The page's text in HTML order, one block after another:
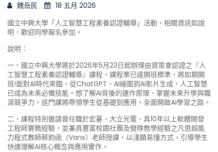
魏岳民
18 五月 2026
國立中興大學「人工智慧工程素養認證輔導」活動，相關資訊如說
明，歡迎同學報名參加。
說明：
一、國立中興大學將於2026年5月23日起辦理由資策會認證之『人
工智慧工程素養認證輔導』課程，課程業已達開班標準，將如期開
班!面對AI時代來臨，從ChatGPT、AI繪圖到AI影片生成，人工智慧
已成為未來必備技能。想了解AI背後的運作原理、掌握未來升學與職
涯競爭力，這門課將帶領學生從基礎到應用，全面開啟AI學習之路。
二、課程特別邀請曾任職於宏碁、大立光電，具10年以上軟體開發
工程師實務經驗，並兼具豐富校園社團及營隊教學經驗之凡思超能
力程式教師蔡鈞函（Vans）老師授課，以淺顯易懂方式，引導學生
快速理解AI核心概念與應用實作。